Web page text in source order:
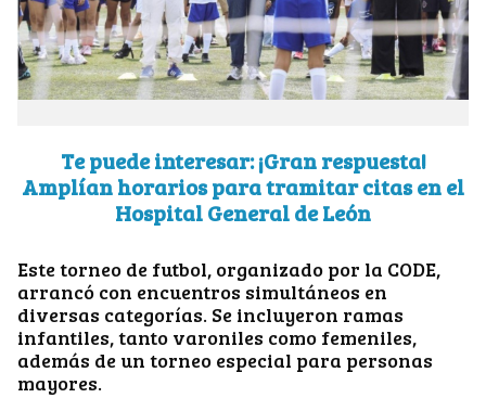
Te puede interesar: ¡Gran respuesta!
Amplían horarios para tramitar citas en el
Hospital General de León
Este torneo de futbol, organizado por la CODE,
arrancó con encuentros simultáneos en
diversas categorías. Se incluyeron ramas
infantiles, tanto varoniles como femeniles,
además de un torneo especial para personas
mayores.